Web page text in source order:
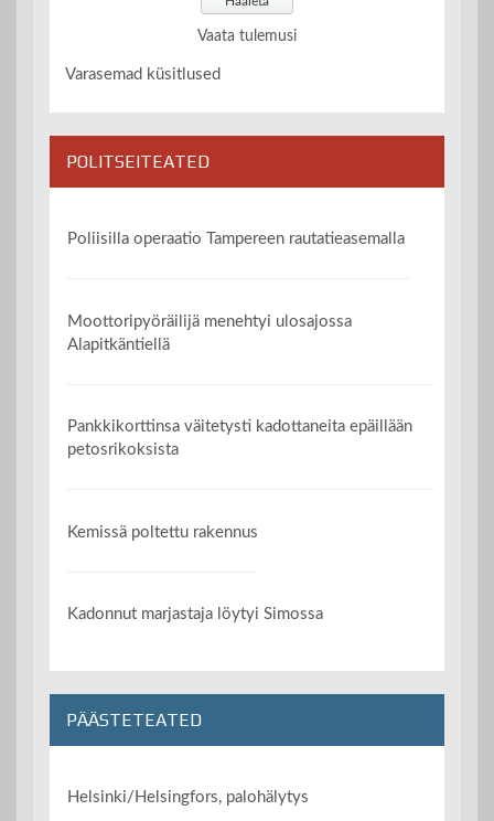
Vaata tulemusi
Varasemad küsitlused
POLITSEITEATED
Poliisilla operaatio Tampereen rautatieasemalla
Moottoripyöräilijä menehtyi ulosajossa
Alapitkäntiellä
Pankkikorttinsa väitetysti kadottaneita epäillään
petosrikoksista
Kemissä poltettu rakennus
Kadonnut marjastaja löytyi Simossa
PÄÄSTETEATED
Helsinki/Helsingfors, palohälytys